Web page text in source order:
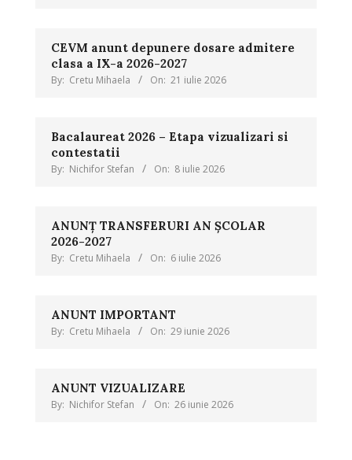
CEVM anunt depunere dosare admitere
clasa a IX-a 2026-2027
By: Cretu Mihaela On: 21 iulie 2026
Bacalaureat 2026 – Etapa vizualizari si
contestatii
By: Nichifor Stefan On: 8 iulie 2026
ANUNȚ TRANSFERURI AN ȘCOLAR
2026-2027
By: Cretu Mihaela On: 6 iulie 2026
ANUNT IMPORTANT
By: Cretu Mihaela On: 29 iunie 2026
ANUNT VIZUALIZARE
By: Nichifor Stefan On: 26 iunie 2026